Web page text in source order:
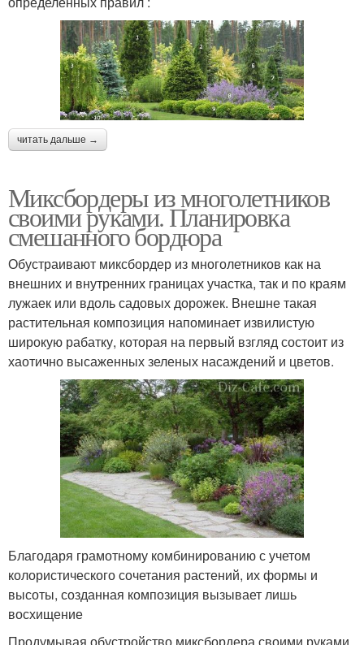
читать дальше →
Миксбордеры из многолетников
своими руками. Планировка
смешанного бордюра
Обустраивают миксбордер из многолетников как на
внешних и внутренних границах участка, так и по краям
лужаек или вдоль садовых дорожек. Внешне такая
растительная композиция напоминает извилистую
широкую рабатку, которая на первый взгляд состоит из
хаотично высаженных зеленых насаждений и цветов.
Благодаря грамотному комбинированию с учетом
колористического сочетания растений, их формы и
высоты, созданная композиция вызывает лишь
восхищение